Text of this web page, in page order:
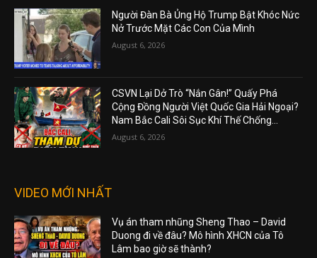
Người Đàn Bà Ủng Hộ Trump Bật Khóc Nức
Nở Trước Mặt Các Con Của Mình
August 6, 2026
CSVN Lại Dở Trò “Nắn Gân!” Quấy Phá
Cộng Đồng Người Việt Quốc Gia Hải Ngoại?
Nam Bắc Cali Sôi Sục Khí Thế Chống...
August 6, 2026
VIDEO MỚI NHẤT
Vụ án tham nhũng Sheng Thao – David
Duong đi về đâu? Mô hình XHCN của Tô
Lâm bao giờ sẽ thành?